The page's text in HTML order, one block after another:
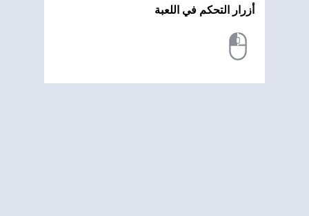
أزرار التحكم في اللعبة